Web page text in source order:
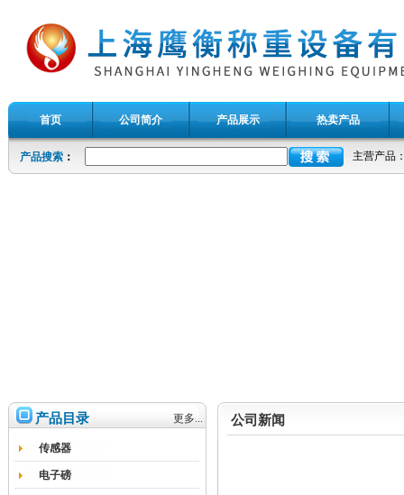
首页 公司简介 产品展示 热卖产品
产品搜索： 主营产品
产品目录 更多...
传感器
电子磅
公司新闻